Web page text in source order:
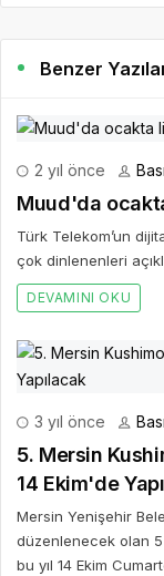
Benzer
2 yıl önce
Türk Telekom’un
çok dinlenenleri
DEVAMINI OKU
3 yıl önce
5. Mersin
14 Ekim'de
Mersin Yenişehir
düzenlenecek olan 5
bu yıl 14 Ekim